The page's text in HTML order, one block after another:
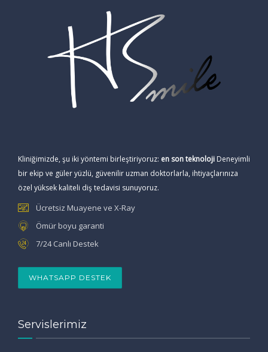
Kliniğimizde, şu iki yöntemi birleştiriyoruz: en son teknoloji Deneyimli
bir ekip ve güler yüzlü, güvenilir uzman doktorlarla, ihtiyaçlarınıza
özel yüksek kaliteli diş tedavisi sunuyoruz.
Ücretsiz Muayene ve X-Ray
Ömür boyu garanti
7/24 Canlı Destek
WHATSAPP DESTEK
Servislerimiz